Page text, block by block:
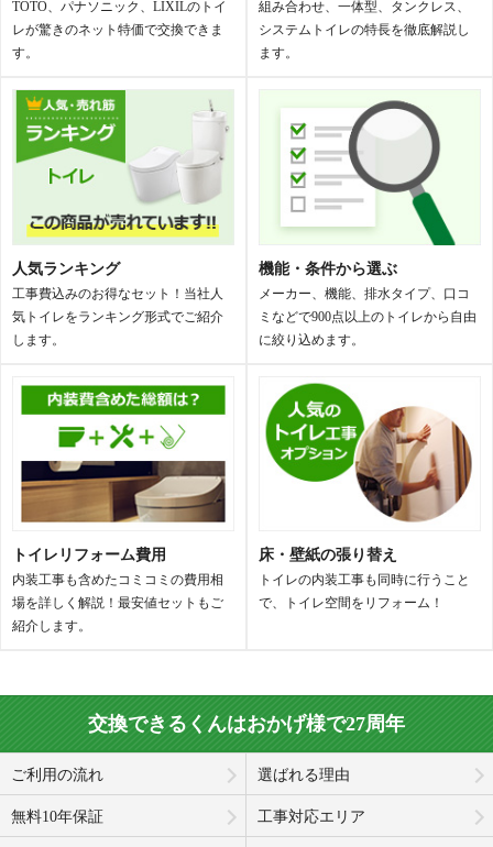
ピュアレストMR
組み合わせ便器
壁排水対応のマンション専用モデル
GGA
一体型トイレ
瞬間式のウォシュレット一体型モデ
GG-800
一体型トイレ
深くて大きい手洗いボウルが人気の
ネオレストRS
タンクレス
機能を絞ったベーシックタイプ
タンクレス
直線的でシャープなデザインが特長
タンクレス
ウェーブラインと選べるアクセント
カラーが特長
TOTO、パナソニック、LIXILのトイ
レが驚きのネット特価で交換できま
す。
組み合わせ、一体型、タンクレス、
システムトイレの特長を徹底解説し
ます。
人気ランキング
工事費込みのお得なセット！当社人
気トイレをランキング形式でご紹介
します。
機能・条件から選ぶ
メーカー、機能、排水タイプ、口コ
ミなどで900点以上のトイレから自由
に絞り込めます。
トイレリフォーム費用
内装工事も含めたコミコミの費用相
場を詳しく解説！最安値セットもご
紹介します。
床・壁紙の張り替え
トイレの内装工事も同時に行うこと
で、トイレ空間をリフォーム！
交換できるくんはおかげ様で27周年
ご利用の流れ 選ばれる理由
無料10年保証 工事対応エリア